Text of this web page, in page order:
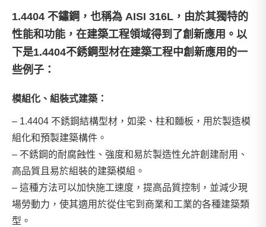
1.4404 不鏽鋼，也稱為 AISI 316L，由於其獨特的
性能和功能，在建築工程領域得到了創新應用。以
下是1.4404不銹鋼型材在建築工程中創新應用的一
些例子：
模組化、組裝式建築：
– 1.4404 不銹鋼結構型材，如梁、柱和麵板，用於製造模
組化和預製建築構件。
– 不銹鋼的耐腐蝕性、強度和易於製造性允許創建耐用、
高品質且易於組裝的建築模組。
– 這種方法可以加快施工速度，提高品質控制，並減少現
場勞動力，使其適用於從住宅到商業和工業的各種建築類
型。